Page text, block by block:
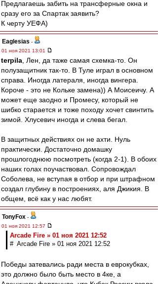
Предлагаешь забить на трансферные окна и
сразу его за Спартак заявить?
К черту УЕФА)
Eaglesias -
01 ноя 2021 13:01
terpila , Лен, да таже самая схемка-то. Он
полузащитник так-то. В Туле играл в основном
справа. Иногда латераля, иногда вингера.
Короче - это не Кольке замена)) А Моисеичу. А
может еще заодно и Промесу, который не
шибко старается и тоже походу хочет свинтить
зимой. Хлусевич иногда и слева бегал.
В защитных действиях он не ахти. Нуль
практически. Достаточно домашку
прошлогоднюю посмотреть (когда 2-1). В обоих
наших голах поучаствовал. Сопровождал
Соболева, не вступая в отбор и при штрафном
создал глубину в построениях, аля Джикия. В
общем, всё как у нас любят.
TonyFox -
01 ноя 2021 12:57
Arcade Fire » 01 ноя 2021 12:52
# Arcade Fire » 01 ноя 2021 12:52
Победы затевались ради места в еврокубках,
это должно было быть место в 4ке, а